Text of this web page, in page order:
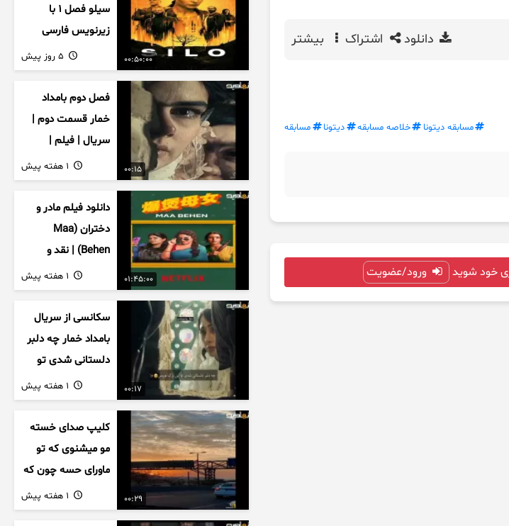
دانلود اشتراک بیشتر
مسابقه دیتونا خلاصه مسابقه دیتونا مسابقه
خود شوید ورود/عضویت
00:50:00
سیلو فصل ۱ با
زیرنویس فارسی
00:15
فصل دوم بامداد
خمار قسمت دوم |
سریال | فیلم |
نمایش خانگی |
محبوبه | سینمایی
01:45:00
دانلود فیلم مادر و
دختران (Maa
Behen) | نقد و
بررسی درام خانوادگی
هندی
00:17
سکانسی از سریال
بامداد خمار چه دلبر
دلستانی شدی تو
این بزک عروس..
00:29
کلیپ صدای خسته
مو میشنوی که تو
ماورای حسه چون که
داریم می رسیم به
اخرای قصه